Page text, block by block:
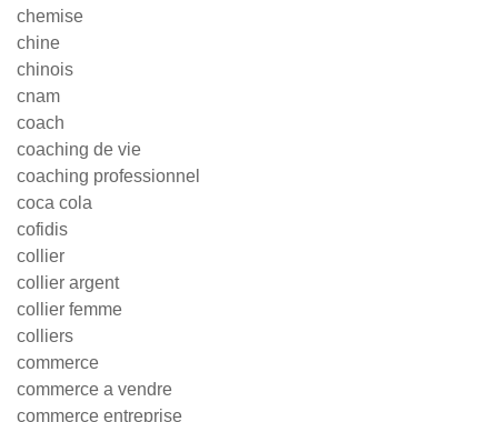
chemise
chine
chinois
cnam
coach
coaching de vie
coaching professionnel
coca cola
cofidis
collier
collier argent
collier femme
colliers
commerce
commerce a vendre
commerce entreprise